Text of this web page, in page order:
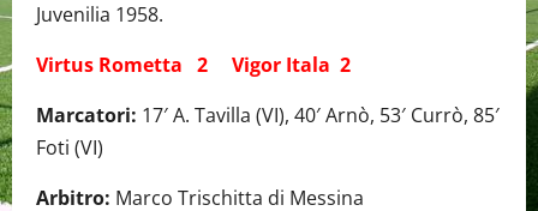
Juvenilia 1958.
Virtus Rometta 2 Vigor Itala 2
Marcatori: 17′ A. Tavilla (VI), 40′ Arnò, 53′ Currò, 85′
Foti (VI)
Arbitro: Marco Trischitta di Messina